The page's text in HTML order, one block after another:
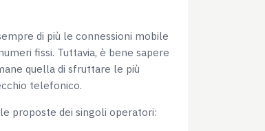
di più le connessioni mobile
fissi. Tuttavia, è bene sapere
quella di sfruttare le più
telefonico.
proposte dei singoli operatori: